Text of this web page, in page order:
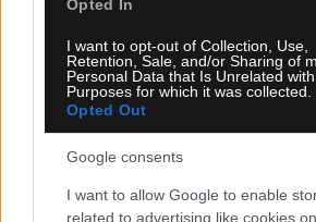
Opted In
I want to opt-out of Collection, Use,
Retention, Sale, and/or Sharing of
Personal Data that Is Unrelated
Purposes for which it was collected.
Opted Out
Google consents
I want to allow Google to enable
related to advertising like cookies
ΑΕΚ: Πιέζει ο Ελίασον για την
προχωρημένο στάδιο οι επαφές